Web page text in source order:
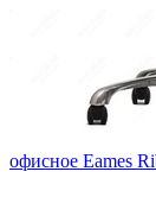
офисное Eames